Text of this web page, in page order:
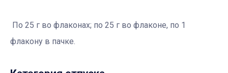
По 25 г во флаконах; по 25 г во флаконе, по 1
флакону в пачке.